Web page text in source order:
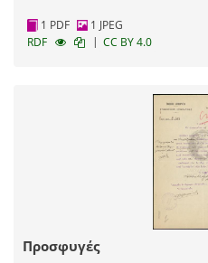
1 PDF
1 JPEG
RDF
| CC BY 4.0
Προσφυγές